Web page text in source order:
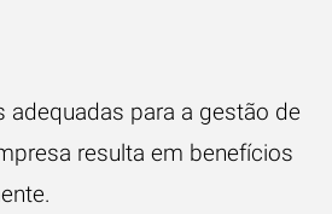
adequadas para a gestão de
resulta em benefícios